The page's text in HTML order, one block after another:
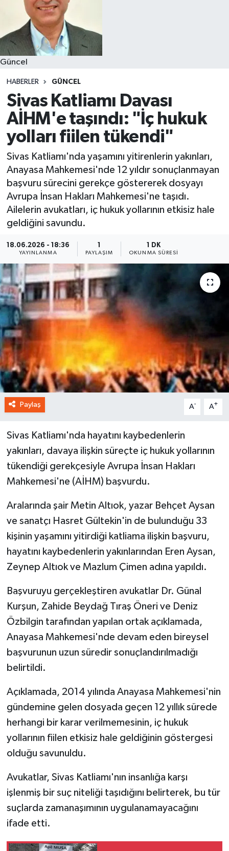
Güncel
HABERLER GÜNCEL
Sivas Katliamı Davası
AİHM'e taşındı: "İç hukuk
yolları fiilen tükendi"
Sivas Katliamı'nda yaşamını yitirenlerin yakınları,
Anayasa Mahkemesi'nde 12 yıldır sonuçlanmayan
başvuru sürecini gerekçe göstererek dosyayı
Avrupa İnsan Hakları Mahkemesi'ne taşıdı.
Ailelerin avukatları, iç hukuk yollarının etkisiz hale
geldiğini savundu.
18.06.2026 - 18:36
YAYINLANMA
1
PAYLAŞIM
1 DK
OKUNMA SÜRESI
Paylaş A- A+
Sivas Katliamı'nda hayatını kaybedenlerin
yakınları, davaya ilişkin süreçte iç hukuk yollarının
tükendiği gerekçesiyle Avrupa İnsan Hakları
Mahkemesi'ne (AİHM) başvurdu.
Aralarında şair Metin Altıok, yazar Behçet Aysan
ve sanatçı Hasret Gültekin'in de bulunduğu 33
kişinin yaşamını yitirdiği katliama ilişkin başvuru,
hayatını kaybedenlerin yakınlarından Eren Aysan,
Zeynep Altıok ve Mazlum Çimen adına yapıldı.
Başvuruyu gerçekleştiren avukatlar Dr. Günal
Kurşun, Zahide Beydağ Tıraş Öneri ve Deniz
Özbilgin tarafından yapılan ortak açıklamada,
Anayasa Mahkemesi'nde devam eden bireysel
başvurunun uzun süredir sonuçlandırılmadığı
belirtildi.
Açıklamada, 2014 yılında Anayasa Mahkemesi'nin
gündemine gelen dosyada geçen 12 yıllık sürede
herhangi bir karar verilmemesinin, iç hukuk
yollarının fiilen etkisiz hale geldiğinin göstergesi
olduğu savunuldu.
Avukatlar, Sivas Katliamı'nın insanlığa karşı
işlenmiş bir suç niteliği taşıdığını belirterek, bu tür
suçlarda zamanaşımının uygulanamayacağını
ifade etti.